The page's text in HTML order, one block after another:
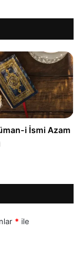
i İsmi Azam
* ile